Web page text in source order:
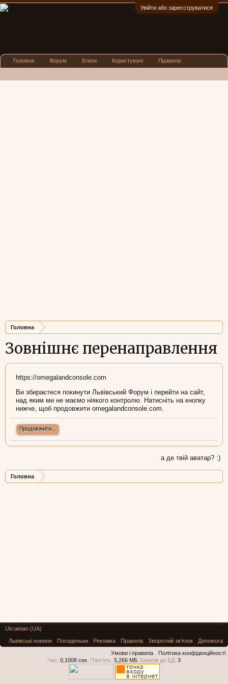
Увійти або зареєструватися
Головна
Зовнішнє перенаправлення
https://omegalandconsole.com
Ви збираєтеся покинути Львівський Форум і перейти на сайт,
над яким ми не маємо ніякого контролю. Натисніть на кнопку
нижче, щоб продовжити omegalandconsole.com.
Продовжити...
а де твій аватар? :)
Головна
Головна Форум Блоги Користувачі Правила
Ukrainian (UA)
Львівські новини
Посиденьки Реклама Правила Зворотній зв'язок
Допомога
Умови і правила
Політика конфіденційності
Час: 0,1008 сек. Пам'ять: 5,266 МБ Запитів до БД: 3